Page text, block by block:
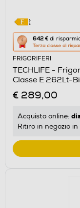
642 € di
Terza classe di
Questa
azione
aprirà
il
Calcolatore
di
energetico
di
Youreko.
FRIGORIFERI
TECHLIFE -
Classe E 262Lt-
€ 289,00
Acquisto online:
Ritiro in negozio